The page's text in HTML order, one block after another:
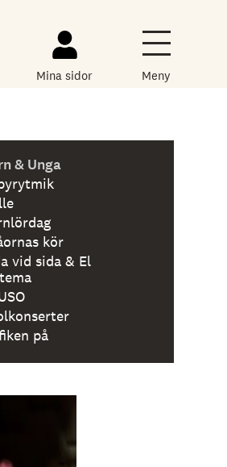
Mina sidor Meny
& Unga
kör
vid sida & El
på